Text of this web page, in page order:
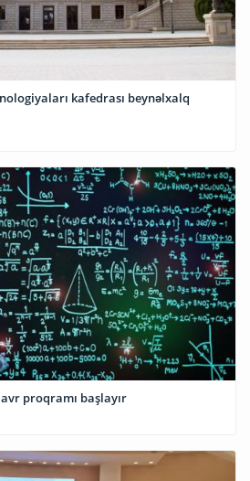
kafedrası beynəlxalq
proqramı başlayır